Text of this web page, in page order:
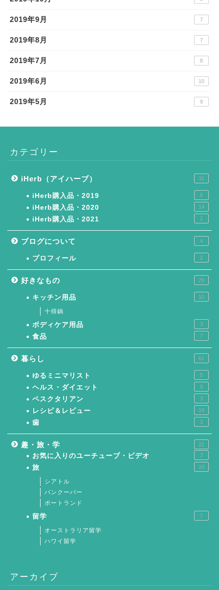
2019年9月 7
2019年8月 7
2019年7月 8
2019年6月 10
2019年5月 9
カテゴリー
iHerb（アイハーブ） 31
iHerb購入品・2019 8
iHerb購入品・2020 14
iHerb購入品・2021 2
ブログについて 4
プロフィール 2
好きなもの 29
キッチン用品 10
十得鍋
ボディケア用品 3
食品 7
暮らし 61
ゆるミニマリスト 5
ヘルス・ダイエット 9
ペスクタリアン 3
レシピ＆レビュー 19
歯 3
趣・旅・学 22
お気に入りのユーチューブ・ビデオ 3
旅 10
シアトル
バンクーバー
ポートランド
留学 7
オーストラリア留学
ハワイ留学
アーカイブ